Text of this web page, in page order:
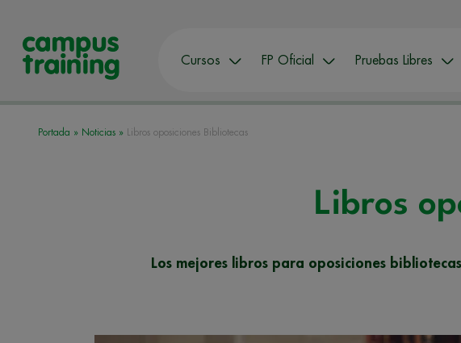
Cursos FP Oficial Pruebas Libres
Portada » Noticias » Libros oposiciones Bibliotecas
Libros
Los mejores libros para oposiciones